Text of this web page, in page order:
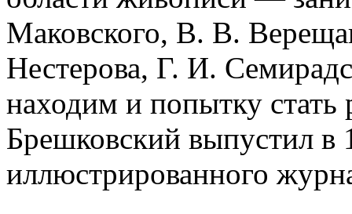
Маковского, В. В.
Нестерова, Г. И.
находим и попытку стать
Брешковский выпустил в
иллюстрированного